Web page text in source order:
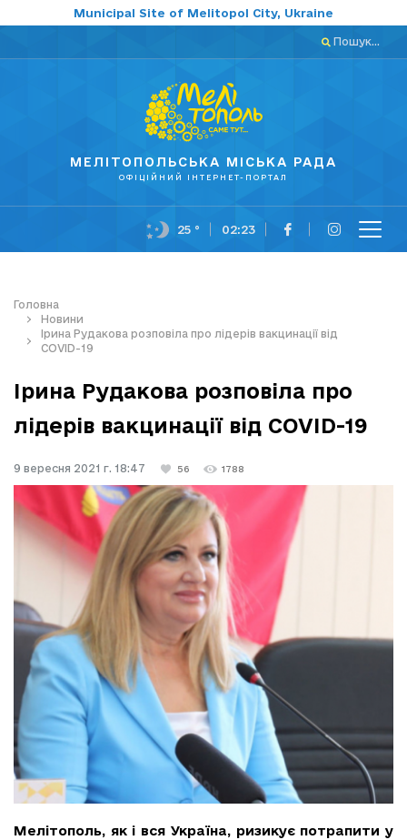
Municipal Site of Melitopol City, Ukraine
Пошук...
МЕЛІТОПОЛЬСЬКА МІСЬКА РАДА
ОФІЦІЙНИЙ ІНТЕРНЕТ-ПОРТАЛ
25 ° 02:23
Головна
Новини
Ірина Рудакова розповіла про лідерів вакцинації від
COVID-19
Ірина Рудакова розповіла про
лідерів вакцинації від COVID-19
9 вересня 2021 г. 18:47 56 1788
Мелітополь, як і вся Україна, ризикує потрапити у